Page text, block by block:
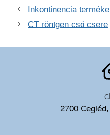
Inkontinencia
CT röntgen cső csere
2700